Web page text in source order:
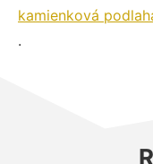
kamienková
.